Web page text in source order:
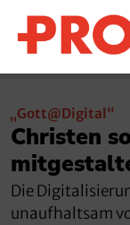
„Gott@Digital“
Christen
Die
unaufhaltsam